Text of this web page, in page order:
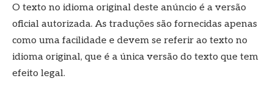
O texto no idioma original deste anúncio é a versão
oficial autorizada. As traduções são fornecidas apenas
como uma facilidade e devem se referir ao texto no
idioma original, que é a única versão do texto que tem
efeito legal.